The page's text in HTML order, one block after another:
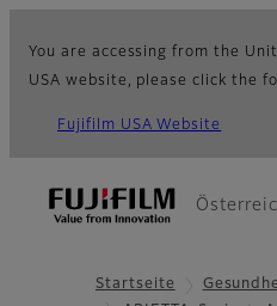
You are accessing from the
USA website, please click the
Fujifilm USA Website
Startseite